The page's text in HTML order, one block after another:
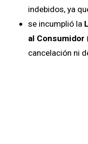
indebidos, ya
se incumplió la
al Consumidor
cancelación ni